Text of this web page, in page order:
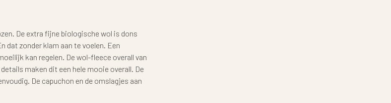
De extra fijne biologische wol is dons
zonder klam aan te voelen. Een
kan regelen. De wol-fleece overall van
maken dit een hele mooie overall. De
De capuchon en de omslagjes aan